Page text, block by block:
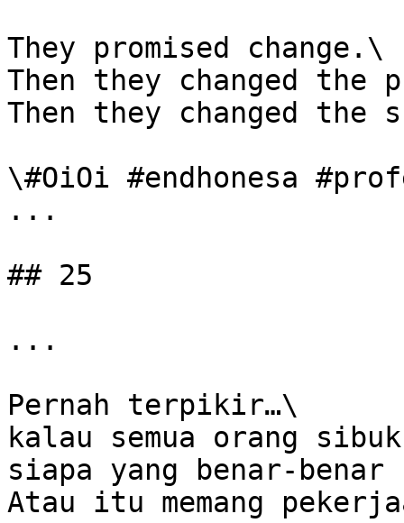
They promised change.\
Then they changed the
Then they changed the
\#OiOi #endhonesa
...
## 25
...
Pernah terpikir…\
kalau semua orang
siapa yang benar-
Atau itu memang